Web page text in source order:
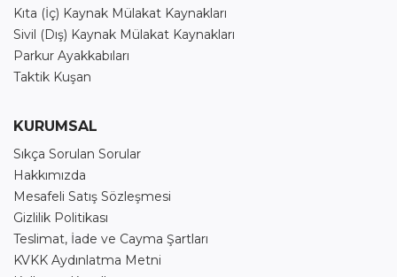
Kıta (İç) Kaynak Mülakat Kaynakları
Sivil (Dış) Kaynak Mülakat Kaynakları
Parkur Ayakkabıları
Taktik Kuşan
KURUMSAL
Sıkça Sorulan Sorular
Hakkımızda
Mesafeli Satış Sözleşmesi
Gizlilik Politikası
Teslimat, İade ve Cayma Şartları
KVKK Aydınlatma Metni